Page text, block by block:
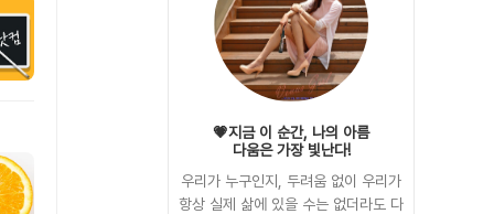
💗지금 이 순간, 나의 아름
다움은 가장 빛난다!
우리가 누구인지, 두려움 없이 우리가
항상 실제 삶에 있을 수는 없더라도 다